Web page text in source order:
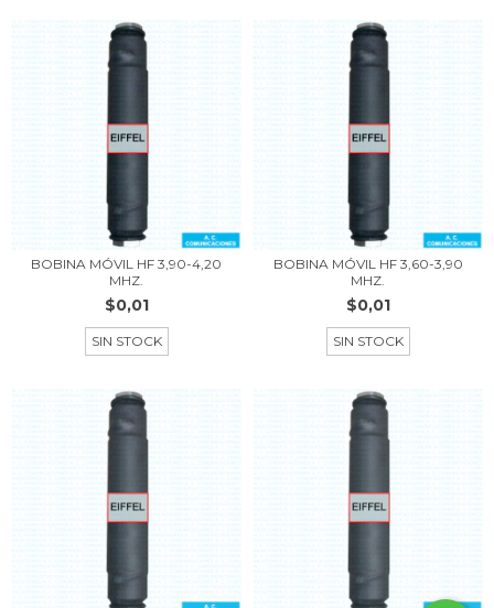
BOBINA MÓVIL HF 3,90-4,20
MHZ.
$0,01
SIN STOCK
BOBINA MÓVIL HF 3,60-3,90
MHZ.
$0,01
SIN STOCK